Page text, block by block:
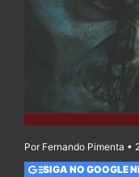
Por Fernando Pimenta •
SIGA NO GOOGLE